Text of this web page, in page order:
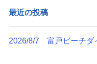
最近の投稿
2026/8/7 富戸ビーチダ